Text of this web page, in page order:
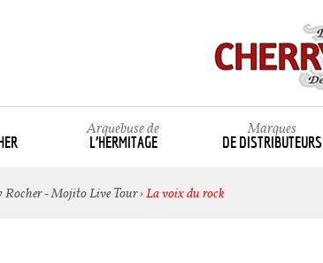
Arquebuse de
L’HERMITAGE
Marques
DE DISTRIBUTEURS
Rocher - Mojito Live Tour›La voix du rock